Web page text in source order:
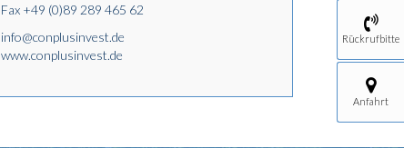
Rückrufbitte
Anfahrt
Fax +49 (0)89 289 465 62
info@conplusinvest.de
www.conplusinvest.de